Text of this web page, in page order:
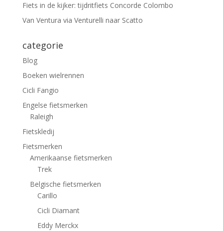
Fiets in de kijker: tijdritfiets Concorde Colombo
Van Ventura via Venturelli naar Scatto
categorie
Blog
Boeken wielrennen
Cicli Fangio
Engelse fietsmerken
Raleigh
Fietskledij
Fietsmerken
Amerikaanse fietsmerken
Trek
Belgische fietsmerken
Carillo
Cicli Diamant
Eddy Merckx